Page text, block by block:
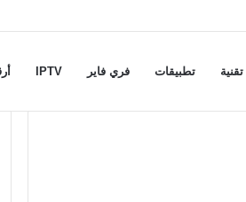
تقنية تطبيقات فري فاير IPTV